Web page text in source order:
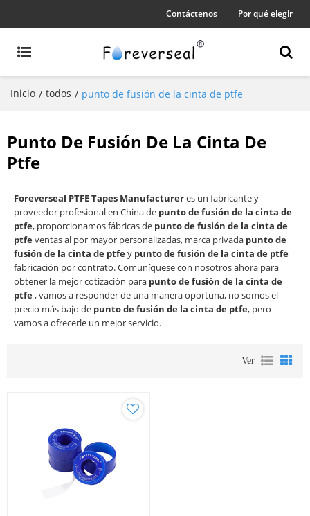
Contáctenos Por qué elegir
Inicio / todos / punto de fusión de la cinta de ptfe
Punto De Fusión De La Cinta De
Ptfe
Foreverseal PTFE Tapes Manufactureres un fabricante y
proveedor profesional en China de punto de fusión de la cinta de
ptfe, proporcionamos fábricas de punto de fusión de la cinta de
ptfeventas al por mayor personalizadas, marca privada punto de
fusión de la cinta de ptfey punto de fusión de la cinta de ptfe
fabricación por contrato. Comuníquese con nosotros ahora para
obtener la mejor cotización para punto de fusión de la cinta de
ptfe, vamos a responder de una manera oportuna, no somos el
precio más bajo de punto de fusión de la cinta de ptfe, pero
vamos a ofrecerle un mejor servicio.
Ver